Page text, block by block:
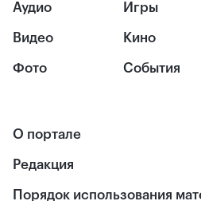
Аудио
Видео
Фото
Игры
Кино
События
О портале
Редакция
Порядок использования